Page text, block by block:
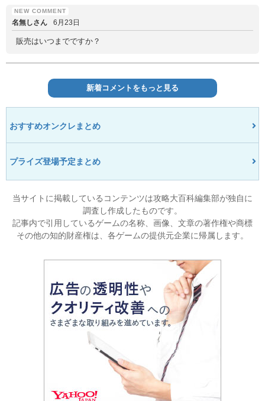
名無しさん 6月23日
販売はいつまでですか？
新着コメントをもっと見る
おすすめオンクレまとめ
プライズ登場予定まとめ
当サイトに掲載しているコンテンツは攻略大百科編集部が独自に
調査し作成したものです。
記事内で引用しているゲームの名称、画像、文章の著作権や商標
その他の知的財産権は、各ゲームの提供元企業に帰属します。